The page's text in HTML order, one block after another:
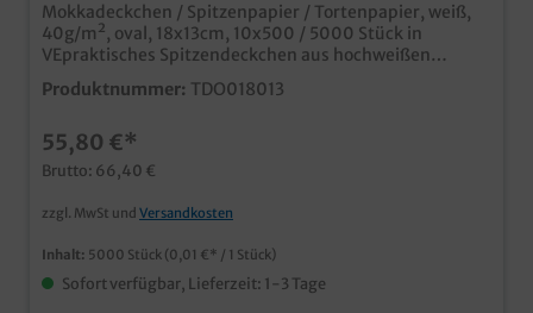
Mokkadeckchen / Spitzenpapier / Tortenpapier, weiß,
40g/m², oval, 18x13cm, 10x500 / 5000 Stück in
VEpraktisches Spitzendeckchen aus hochweißen
Papierideal für Serviertabletts in Café, Konditorei oder
Bäckerei
Produktnummer: TDO018013
55,80 €*
Brutto: 66,40 €
zzgl. MwSt und Versandkosten
Inhalt: 5000 Stück (0,01 €* / 1 Stück)
Sofort verfügbar, Lieferzeit: 1-3 Tage